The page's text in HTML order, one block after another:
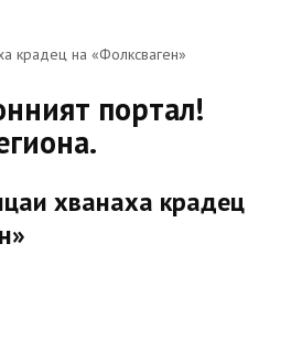
крадец на «Фолксваген»
портал!
хванаха крадец